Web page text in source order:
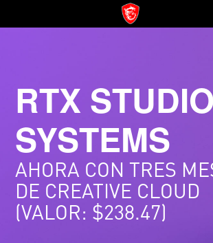
RTX STUDIO
SYSTEMS
AHORA CON TRES
DE CREATIVE CLOUD
(VALOR: $238.47)